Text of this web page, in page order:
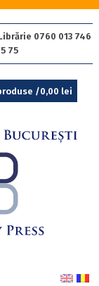
0760 013 746
75
/0,00 lei